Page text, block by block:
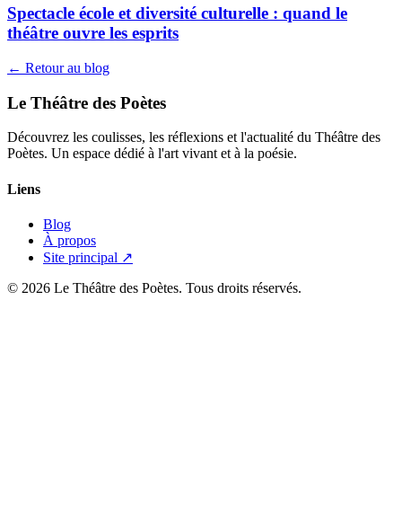
Spectacle école et diversité culturelle : quand le
théâtre ouvre les esprits
← Retour au blog
Le Théâtre des Poètes
Découvrez les coulisses, les réflexions et l'actualité du Théâtre des
Poètes. Un espace dédié à l'art vivant et à la poésie.
Liens
Blog
À propos
Site principal ↗
© 2026 Le Théâtre des Poètes. Tous droits réservés.